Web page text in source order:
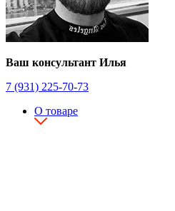
Ваш консультант Илья
7 (931) 225-70-73
О товаре